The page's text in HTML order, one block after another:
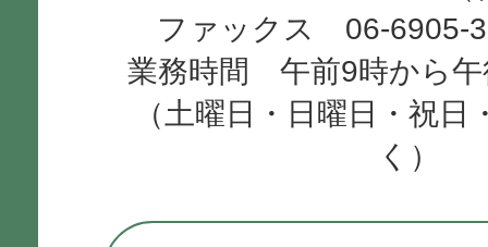
ファックス 06-6905-
業務時間 午前9時から午
（土曜日・日曜日・祝日
く）